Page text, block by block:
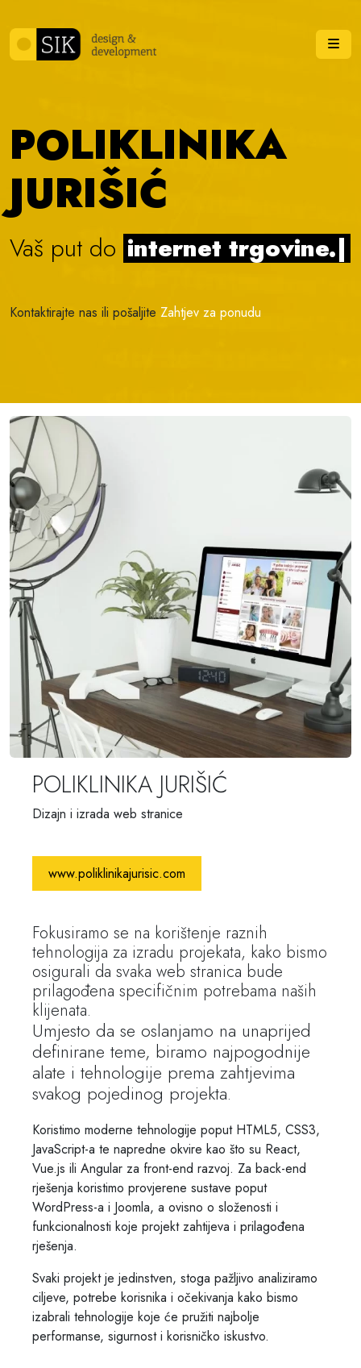
POLIKLINIKA
JURIŠIĆ
Vaš put do internet trgovine.|
Kontaktirajte nas ili pošaljite Zahtjev za ponudu
POLIKLINIKA JURIŠIĆ
Dizajn i izrada web stranice
www.poliklinikajurisic.com
Fokusiramo se na korištenje raznih
tehnologija za izradu projekata, kako bismo
osigurali da svaka web stranica bude
prilagođena specifičnim potrebama naših
klijenata.
Umjesto da se oslanjamo na unaprijed
definirane teme, biramo najpogodnije
alate i tehnologije prema zahtjevima
svakog pojedinog projekta.
Koristimo moderne tehnologije poput HTML5, CSS3,
JavaScript-a te napredne okvire kao što su React,
Vue.js ili Angular za front-end razvoj. Za back-end
rješenja koristimo provjerene sustave poput
WordPress-a i Joomla, a ovisno o složenosti i
funkcionalnosti koje projekt zahtijeva i prilagođena
rješenja.
Svaki projekt je jedinstven, stoga pažljivo analiziramo
ciljeve, potrebe korisnika i očekivanja kako bismo
izabrali tehnologije koje će pružiti najbolje
performanse, sigurnost i korisničko iskustvo.